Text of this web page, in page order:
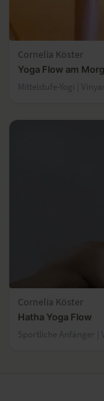
Cornelia Köster
Yoga Flow am
Mittelstufe-Yogi |
Cornelia Köster
Hatha Yoga Flow
Sportliche Anfänger |